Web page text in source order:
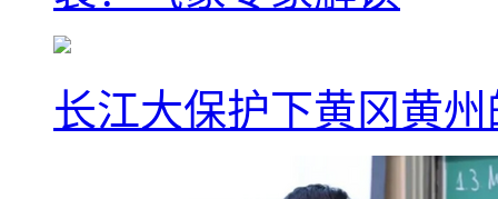
长江大保护下黄冈黄